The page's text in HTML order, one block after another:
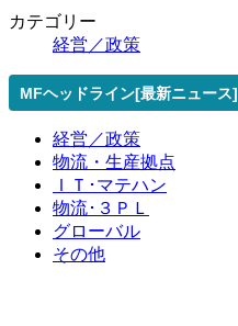
カテゴリー
経営／政策
MFヘッドライン[最新ニュース]
経営／政策
物流・生産拠点
ＩＴ･マテハン
物流･３ＰＬ
グローバル
その他